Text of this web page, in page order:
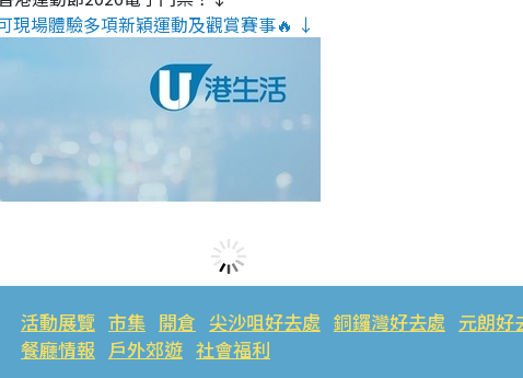
現場體驗多項新穎運動及觀賞賽事🔥 ↓
活動展覽 市集 開倉 尖沙咀好去處 銅鑼灣好去處 元朗好
餐廳情報 戶外郊遊 社會福利